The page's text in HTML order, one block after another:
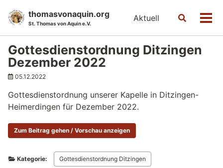
thomasvonaquin.org
St. Thomas von Aquin e.V.
Aktuell
Toggle
Gottesdienstordnung Ditzingen
Dezember 2022
05.12.2022
Gottesdienstordnung unserer Kapelle in Ditzingen-
Heimerdingen für Dezember 2022.
Zum Beitrag gehen / Vorschau anzeigen
Kategorie: Gottesdienstordnung Ditzingen